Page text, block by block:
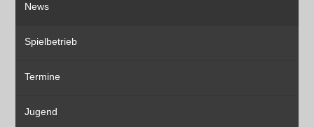
News
Spielbetrieb
Termine
Jugend